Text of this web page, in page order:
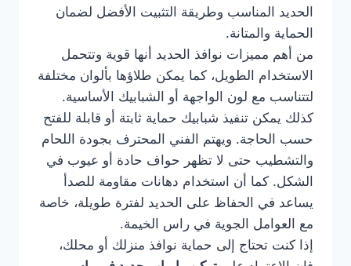
الحديد المناسب وطريقة التثبيت الأفضل لضمان
الحماية والمتانة.
من أهم مميزات نوافذ الحديد أنها قوية وتتحمل
الاستخدام الطويل، كما يمكن طلاؤها بألوان مختلفة
لتتناسب مع لون الواجهة أو الشبابيك الأساسية.
كذلك يمكن تنفيذ شبابيك حماية ثابتة أو قابلة للفتح
حسب الحاجة. ويهتم الفني المحترف بجودة اللحام
والتشطيب حتى لا تظهر حواف حادة أو عيوب في
الشكل. كما أن استخدام دهانات مقاومة للصدأ
يساعد في الحفاظ على الحديد لفترة طويلة، خاصة
مع العوامل الجوية في راس الخيمة.
إذا كنت تحتاج إلى حماية نوافذ منزلك أو محلك،